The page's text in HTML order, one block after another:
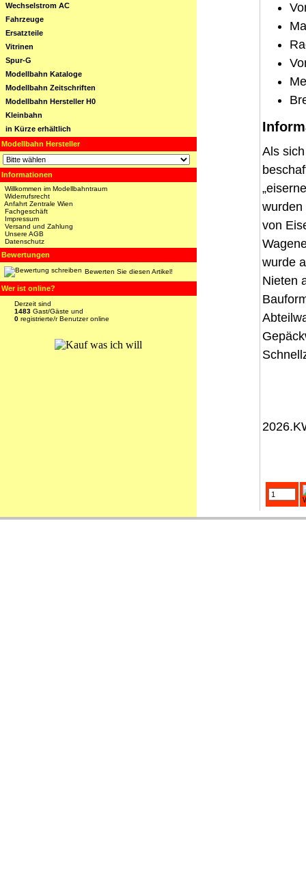
Wechselstrom AC
Fahrzeuge
Ersatzteile
Vitrinen
Spur-G
Modellbahn Kataloge
Modellbahn Zeitschriften
Modellbahn Hersteller H0
Kleinbahn
in Kürze erhältlich
Modellbahn Hersteller
Informationen
Willkommen im Modellbahntraum
Widerrufsrecht
Anfahrt Zentrale Wien
Fachgeschäft
Impressum
Versand und Zahlung
Unsere AGB
Datenschutz
Bewertungen
Bewerten Sie diesen Artikel!
Wer ist online?
Derzeit sind
1483 Gast/Gäste und
0 registrierte/r Benutzer online
Als
wurden
von
wurde
Nieten